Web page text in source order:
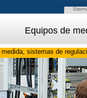
Equipos de
medida, sistemas de